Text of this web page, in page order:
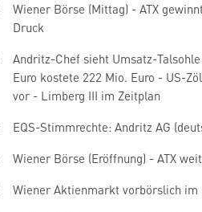
Wiener Börse (Mittag) - ATX
Druck
Andritz-Chef sieht Umsatz-
Euro kostete 222 Mio. Euro - US-
vor - Limberg III im Zeitplan
EQS-Stimmrechte: Andritz AG
Wiener Börse (Eröffnung) - ATX
Wiener Aktienmarkt vorbörslich